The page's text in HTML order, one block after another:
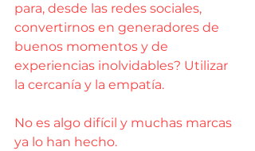
para, desde las redes sociales,
convertirnos en generadores de
buenos momentos y de
experiencias inolvidables? Utilizar
la cercanía y la empatía.
No es algo difícil y muchas marcas
ya lo han hecho.